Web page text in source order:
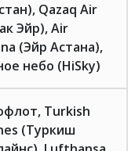
Qazaq Air
Эйр), Air
(Эйр Астана),
небо (HiSky)
Turkish
(Туркиш